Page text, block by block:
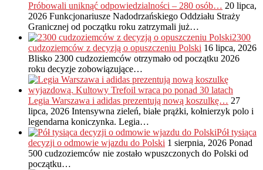
Próbowali uniknąć odpowiedzialności – 280 osób… 20 lipca,
2026 Funkcjonariusze Nadodrzańskiego Oddziału Straży
Granicznej od początku roku zatrzymali już…
2300
cudzoziemców z decyzją o opuszczeniu Polski 16 lipca, 2026
Blisko 2300 cudzoziemców otrzymało od początku 2026
roku decyzje zobowiązujące…
Legia Warszawa i adidas prezentują nową koszulkę… 27
lipca, 2026 Intensywna zieleń, białe prążki, kołnierzyk polo i
legendarna koniczynka. Legia…
Pół tysiąca
decyzji o odmowie wjazdu do Polski 1 sierpnia, 2026 Ponad
500 cudzoziemców nie zostało wpuszczonych do Polski od
początku…